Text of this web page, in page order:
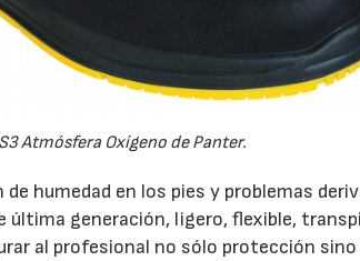
Atmósfera Oxígeno de Panter.
humedad en los pies y problemas
última generación, ligero, flexible,
al profesional no sólo protección